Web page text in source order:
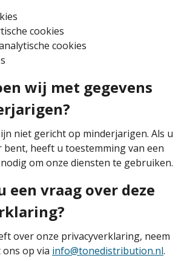
cookies
cookies
wij met gegevens
niet gericht op minderjarigen. Als u
bent, heeft u toestemming van een
om onze diensten te gebruiken.
een vraag over deze
over onze privacyverklaring, neem
op via info@tonedistribution.nl.